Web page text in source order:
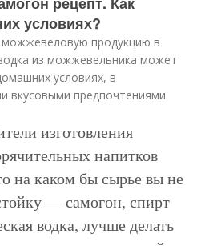
условиях?
можжевеловую продукцию в
из можжевельника может
условиях, в
вкусовыми предпочтениями.
изготовления
напитков
на каком бы сырье вы не
— самогон, спирт
водка, лучше делать